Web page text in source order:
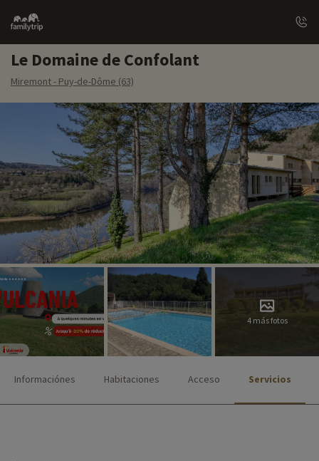
Family
trip
Le Domaine de Confolant
Miremont - Puy-de-Dôme (63)
4 más fotos
Informaciónes Habitaciones Acceso Servicios